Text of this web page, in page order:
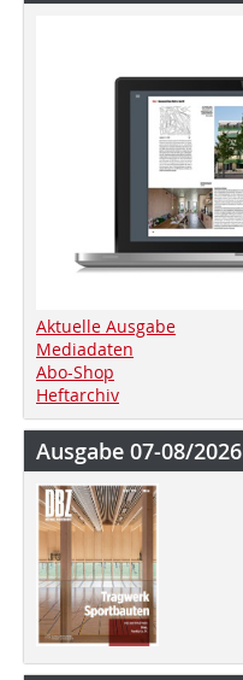
Aktuelle Ausgabe
Mediadaten
Abo-Shop
Heftarchiv
Ausgabe 07-08/2026